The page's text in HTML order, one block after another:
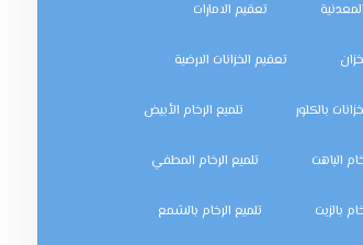
تعقيم الامارات
تعقيم الخزانات الارضية
بالكلور تلميع الرخام الأبيض
الباهت تلميع الرخام المطفي
بالزيت تلميع الرخام بالشمع